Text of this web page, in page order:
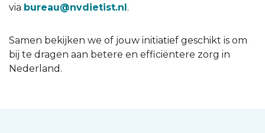
via bureau@nvdietist.nl .
Samen bekijken we of jouw initiatief geschikt is om
bij te dragen aan betere en efficiëntere zorg in
Nederland.